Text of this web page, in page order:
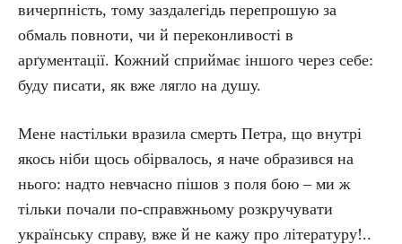
вичерпність, тому заздалегідь перепрошую за
обмаль повноти, чи й переконливості в
арґументації. Кожний сприймає іншого через себе:
буду писати, як вже лягло на душу.
Мене настільки вразила смерть Петра, що внутрі
якось ніби щось обірвалось, я наче образився на
нього: надто невчасно пішов з поля бою – ми ж
тільки почали по-справжньому розкручувати
українську справу, вже й не кажу про літературу!..